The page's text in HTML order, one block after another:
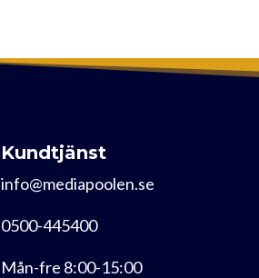
Kundtjänst
info@mediapoolen.se
0500-445400
Mån-fre 8:00-15:00